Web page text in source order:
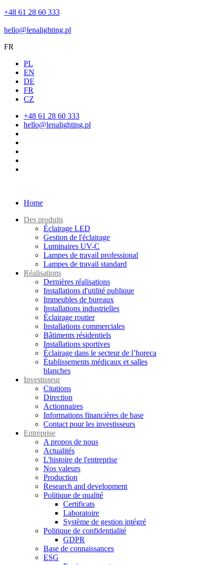
+48 61 28 60 333
hello@lenalighting.pl
FR
PL
EN
DE
FR
CZ
+48 61 28 60 333
hello@lenalighting.pl
Home
Des produits
Éclairage LED
Gestion de l'éclairage
Luminaires UV-C
Lampes de travail professional
Lampes de travail standard
Réalisations
Dernières réalisations
Installations d'utilité publique
Immeubles de bureaux
Installations industrielles
Éclairage routier
Installations commerciales
Bâtiments résidentiels
Installations sportives
Éclairage dans le secteur de l’horeca
Établissements médicaux et salles
blanches
Investisseur
Citations
Direction
Actionnaires
Informations financières de base
Contact pour les investisseurs
Entreprise
A propos de nous
Actualités
L'histoire de l'entreprise
Nos valeurs
Production
Research and development
Politique de qualité
Certificats
Laboratoire
Système de gestion intégré
Politique de confidentialité
GDPR
Base de connaissances
ESG